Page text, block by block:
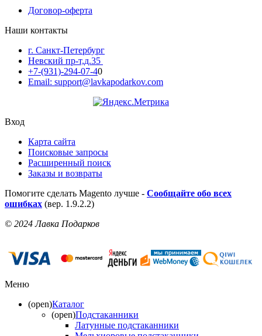
Договор-оферта
Наши контакты
г. Санкт-Петербург
Невский пр-т,д.35
+7-(931)-294-07-40
Email: support@lavkapodarkov.com
Вход
Карта сайта
Поисковые запросы
Расширенный поиск
Заказы и возвраты
Помогите сделать Magento лучше - Сообщайте обо всех
ошибках (вер. 1.9.2.2)
© 2024 Лавка Подарков
Меню
(open)Каталог
(open)Подстаканники
Латунные подстаканники